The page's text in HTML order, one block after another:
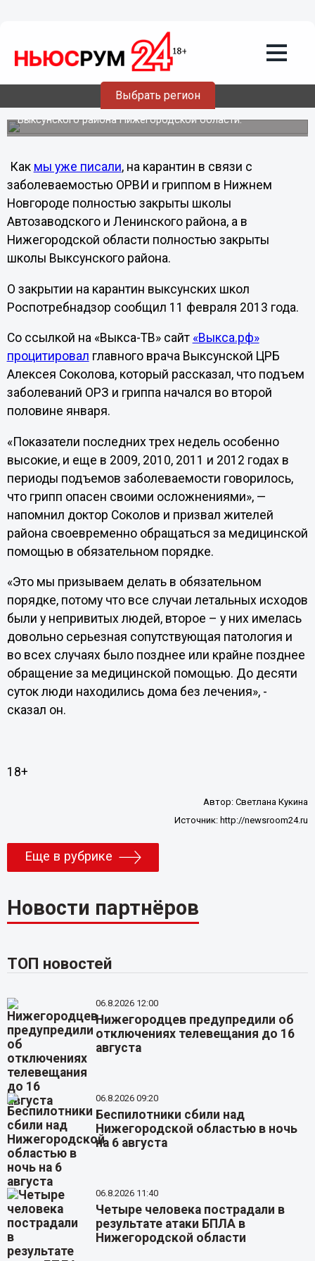
Выбрать регион
Врачи Нижегородской области
призывают своевременно обращаться
за медицинской помощью
В связи с заболеваемостью ОРВИ и гриппом полностью
закрыты школы двух районов Нижнего Новгорода и
Выксунского района Нижегородской области.
Как мы уже писали, на карантин в связи с
заболеваемостью ОРВИ и гриппом в Нижнем
Новгороде полностью закрыты школы
Автозаводского и Ленинского района, а в
Нижегородской области полностью закрыты
школы Выксунского района.
О закрытии на карантин выксунских школ
Роспотребнадзор сообщил 11 февраля 2013 года.
Со ссылкой на «Выкса-ТВ» сайт «Выкса.рф»
процитировал главного врача Выксунской ЦРБ
Алексея Соколова, который рассказал, что подъем
заболеваний ОРЗ и гриппа начался во второй
половине января.
«Показатели последних трех недель особенно
высокие, и еще в 2009, 2010, 2011 и 2012 годах в
периоды подъемов заболеваемости говорилось,
что грипп опасен своими осложнениями», —
напомнил доктор Соколов и призвал жителей
района своевременно обращаться за медицинской
помощью в обязательном порядке.
«Это мы призываем делать в обязательном
порядке, потому что все случаи летальных исходов
были у непривитых людей, второе – у них имелась
довольно серьезная сопутствующая патология и
во всех случаях было позднее или крайне позднее
обращение за медицинской помощью. До десяти
суток люди находились дома без лечения», -
сказал он.
18+
Автор:Светлана Кукина
Источник: http://newsroom24.ru
Еще в рубрике
Новости партнёров
ТОП новостей
06.8.2026 12:00
Нижегородцев предупредили об
отключениях телевещания до 16
августа
06.8.2026 09:20
Беспилотники сбили над
Нижегородской областью в ночь
на 6 августа
06.8.2026 11:40
Четыре человека пострадали в
результате атаки БПЛА в
Нижегородской области